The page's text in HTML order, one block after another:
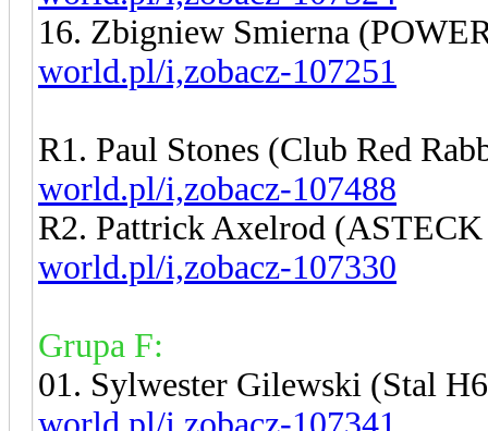
16. Zbigniew Smierna
world.pl/i,zobacz-107251
R1. Paul Stones (Club Red
world.pl/i,zobacz-107488
R2. Pattrick Axelrod
world.pl/i,zobacz-107330
Grupa F:
01. Sylwester Gilewski (Stal